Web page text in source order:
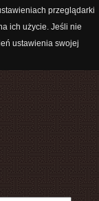
przeglądarki
ich użycie. Jeśli nie
ustawienia swojej